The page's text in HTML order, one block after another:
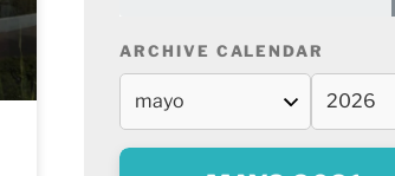
ARCHIVE CALENDAR